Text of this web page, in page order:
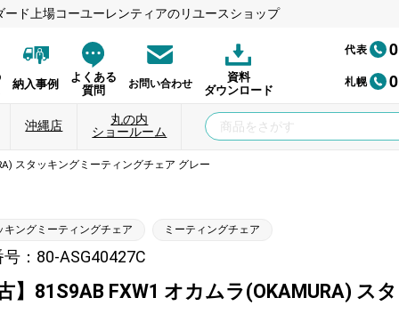
ド上場コーユーレンティアのリユースショップ
納入事例
よくある
質問
お問い合わせ
資料
ダウンロード
代表
札幌
沖縄店
丸の内
ショールーム
スタッキングミーティングチェア グレー
キングミーティングチェア ミーティングチェア
：80-ASG40427C
古】81S9AB FXW1 オカムラ(OKAMURA)